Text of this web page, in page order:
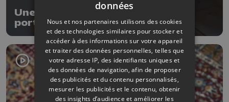
Une nouvelle auberge ouvre ses
portes à Liège
données
Nous et nos partenaires utilisons des cookies
et des technologies similaires pour stocker et
accéder à des informations sur votre appareil
et traiter des données personnelles, telles que
votre adresse IP, des identifiants uniques et
des données de navigation, afin de proposer
des publicités et du contenu personnalisés,
mesurer les publicités et le contenu, obtenir
des insights d’audience et améliorer les